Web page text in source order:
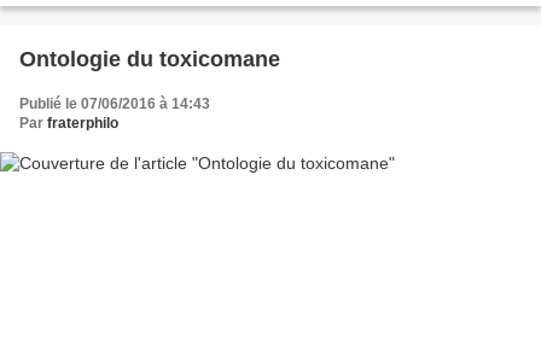
Ontologie du toxicomane
Publié le 07/06/2016 à 14:43
Par fraterphilo